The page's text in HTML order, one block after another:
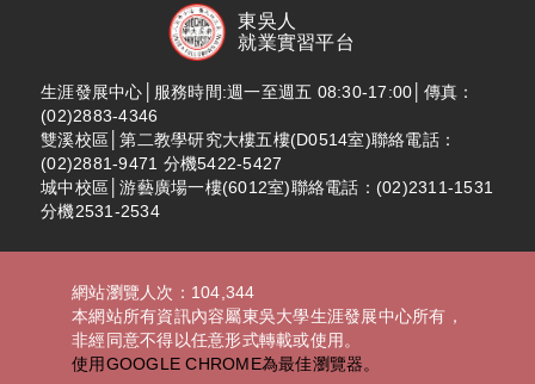
東吳人
就業實習平台
生涯發展中心│服務時間:週一至週五 08:30-17:00│傳真：
(02)2883-4346
雙溪校區│第二教學研究大樓五樓(D0514室)聯絡電話：
(02)2881-9471 分機5422-5427
城中校區│游藝廣場一樓(6012室)聯絡電話：(02)2311-1531
分機2531-2534
網站瀏覽人次：104,344
本網站所有資訊內容屬東吳大學生涯發展中心所有，
非經同意不得以任意形式轉載或使用。
使用GOOGLE CHROME為最佳瀏覽器。